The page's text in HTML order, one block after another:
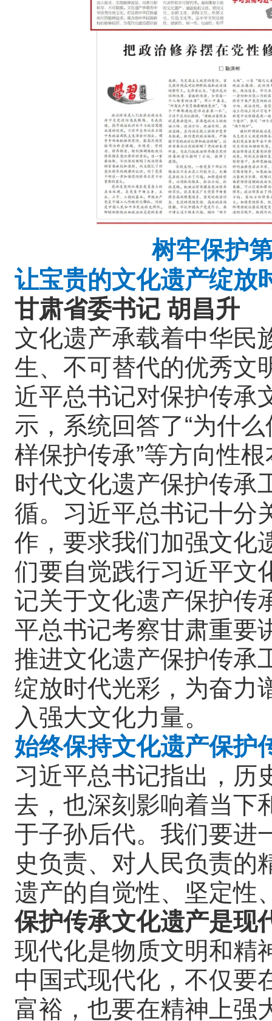
树牢保护
让宝贵的文化遗产绽放
甘肃省委书记 胡昌升
文化遗产承载着中华民
生、不可替代的优秀文
近平总书记对保护传承
示，系统回答了“为什么
样保护传承”等方向性
时代文化遗产保护传承
循。习近平总书记十分
作，要求我们加强文化
们要自觉践行习近平文
记关于文化遗产保护传
平总书记考察甘肃重要
推进文化遗产保护传承
绽放时代光彩，为奋力
入强大文化力量。
始终保持文化遗产保护
习近平总书记指出，历
去，也深刻影响着当下
于子孙后代。我们要进
史负责、对人民负责的
遗产的自觉性、坚定性
保护传承文化遗产是现
现代化是物质文明和精
中国式现代化，不仅要
富裕，也要在精神上强